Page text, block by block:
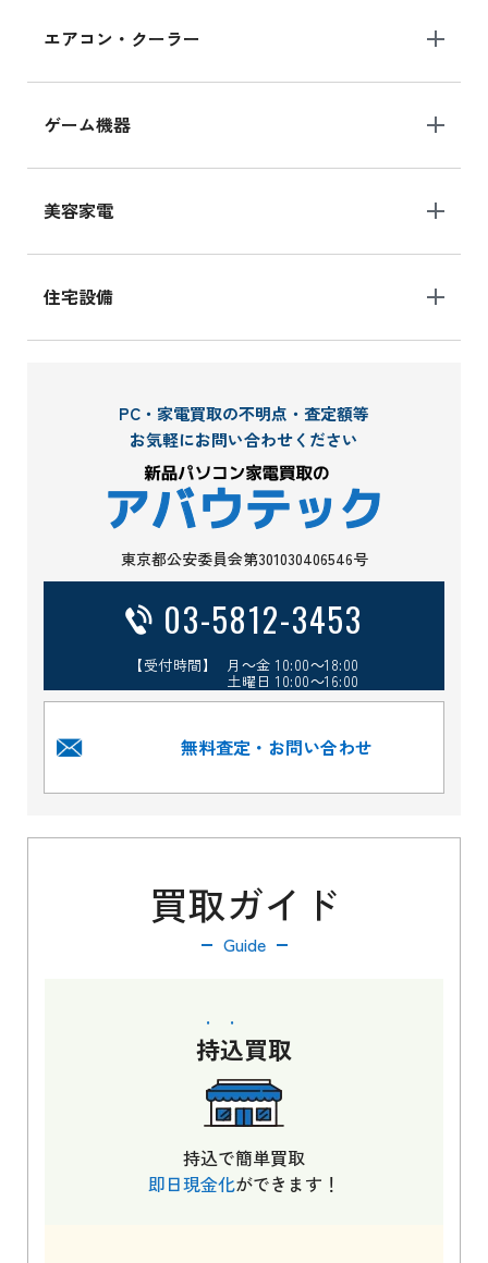
エアコン・クーラー
ゲーム機器
美容家電
住宅設備
PC・家電買取の不明点・査定額等
お気軽にお問い合わせください
東京都公安委員会第301030406546号
03-5812-3453
【受付時間】 月～金 10:00～18:00
土曜日 10:00～16:00
無料査定・お問い合わせ
買取ガイド
Guide
持込買取
持込で簡単買取
即日現金化ができます！